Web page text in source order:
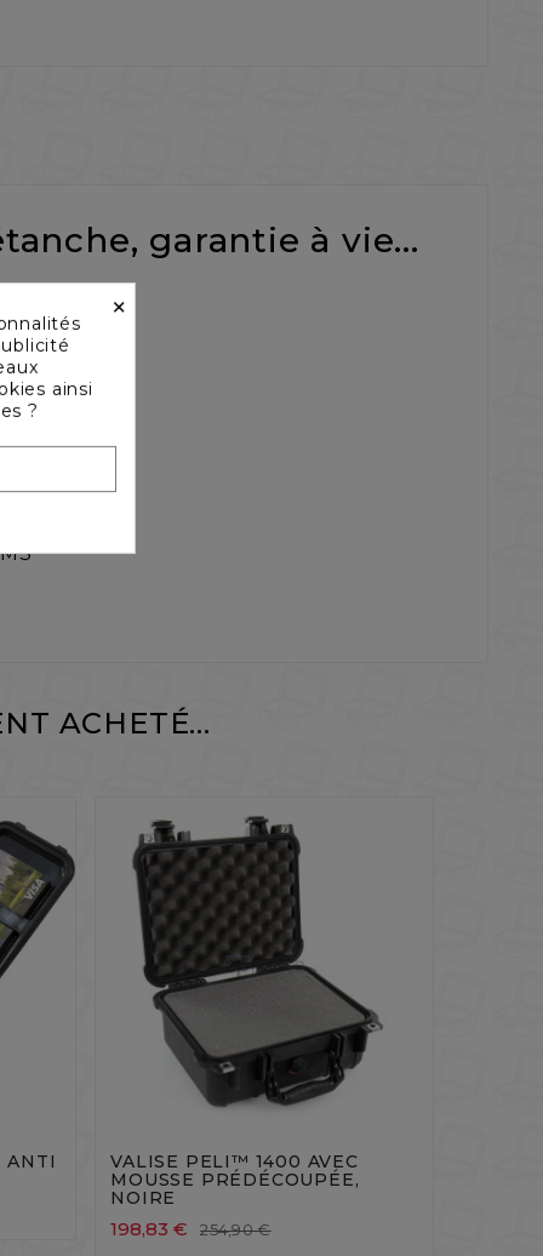
garantie à vie...
ACHETÉ...
ANTI
 
VALISE PELI™ 1400 AVEC
MOUSSE PRÉDÉCOUPÉE,
NOIRE
198,83 € 254,90 €
×
ainsi
?